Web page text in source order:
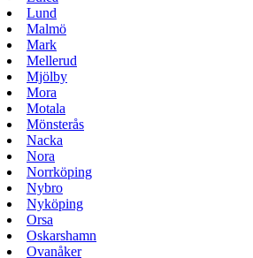
Lund
Malmö
Mark
Mellerud
Mjölby
Mora
Motala
Mönsterås
Nacka
Nora
Norrköping
Nybro
Nyköping
Orsa
Oskarshamn
Ovanåker